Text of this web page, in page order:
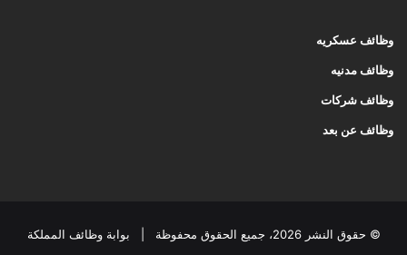
وظائف عسكريه
وظائف مدنيه
وظائف شركات
وظائف عن بعد
© حقوق النشر 2026، جميع الحقوق محفوظة | بوابة وظائف المملكة